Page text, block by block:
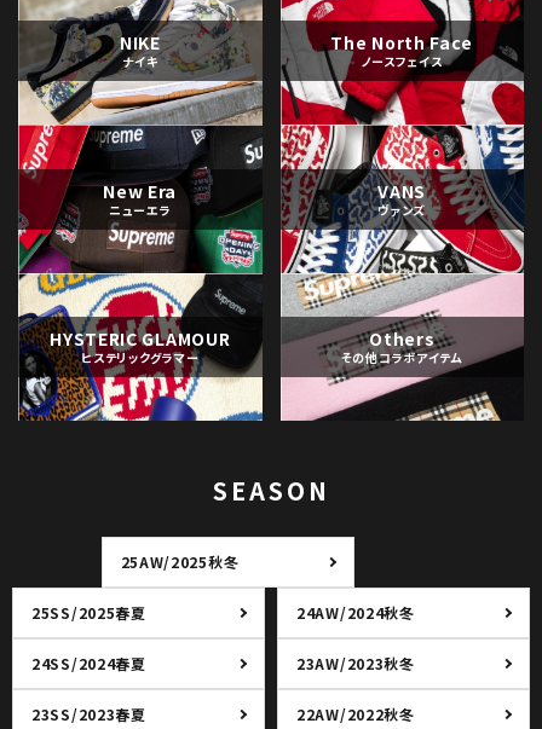
NIKE
ナイキ
The North Face
ノースフェイス
New Era
ニューエラ
VANS
ヴァンズ
HYSTERIC GLAMOUR
ヒステリックグラマー
Others
その他コラボアイテム
SEASON
25AW/2025秋冬
25SS/2025春夏 24AW/2024秋冬
24SS/2024春夏 23AW/2023秋冬
23SS/2023春夏 22AW/2022秋冬